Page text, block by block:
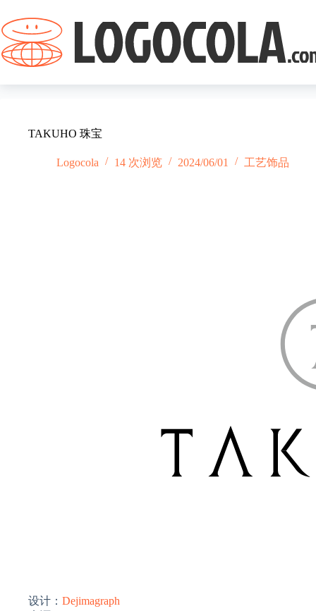
过
内
容
TAKUHO 珠宝
Logocola 14 次浏览 2024/06/01 工艺饰品
设计： Dejimagraph